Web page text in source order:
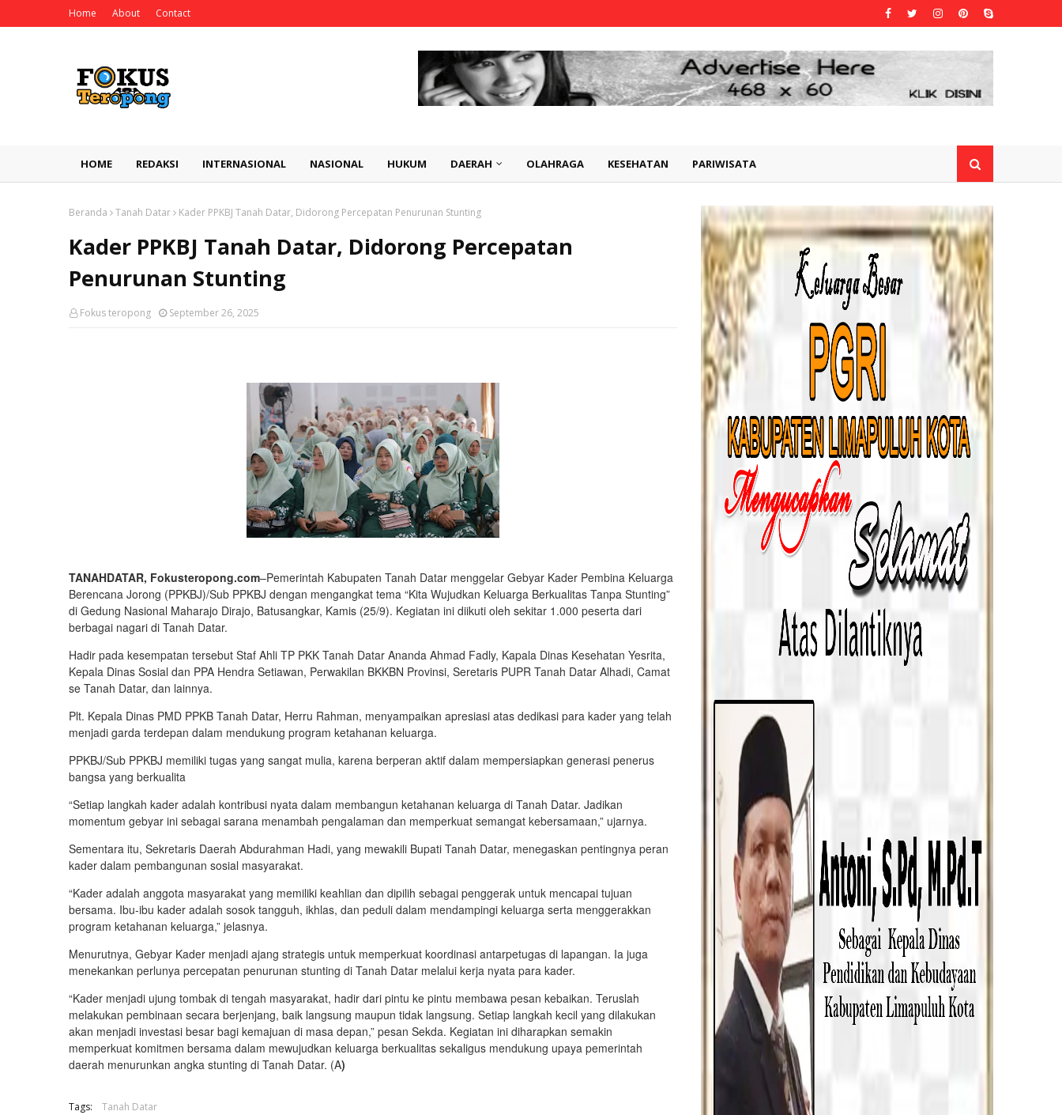
Home About Contact
HOME REDAKSI INTERNASIONAL NASIONAL HUKUM DAERAH OLAHRAGA KESEHATAN PARIWISATA
Beranda Tanah Datar Kader PPKBJ Tanah Datar, Didorong Percepatan Penurunan Stunting
Kader PPKBJ Tanah Datar, Didorong Percepatan
Penurunan Stunting
Fokus teropong September 26, 2025
TANAHDATAR, Fokusteropong.com–Pemerintah Kabupaten Tanah Datar menggelar Gebyar Kader Pembina Keluarga
Berencana Jorong (PPKBJ)/Sub PPKBJ dengan mengangkat tema “Kita Wujudkan Keluarga Berkualitas Tanpa Stunting”
di Gedung Nasional Maharajo Dirajo, Batusangkar, Kamis (25/9). Kegiatan ini diikuti oleh sekitar 1.000 peserta dari
berbagai nagari di Tanah Datar.
Hadir pada kesempatan tersebut Staf Ahli TP PKK Tanah Datar Ananda Ahmad Fadly, Kapala Dinas Kesehatan Yesrita,
Kepala Dinas Sosial dan PPA Hendra Setiawan, Perwakilan BKKBN Provinsi, Sere­taris PUPR Tanah Datar Alhadi, Camat
se Tanah Datar, dan lainnya.
Plt. Kepala Dinas PMD PPKB Tanah Datar, Herru Rahman, menyampaikan apresiasi atas dedikasi para kader yang telah
menjadi garda terdepan dalam mendukung program ketahanan keluarga.
PPKBJ/Sub PPKBJ memiliki tugas yang sangat mulia, karena berperan aktif dalam mempersiapkan generasi penerus
bangsa yang berkualita
“Setiap langkah kader adalah kontribusi nyata dalam membangun ketahanan keluarga di Tanah Datar. Jadikan
momentum gebyar ini sebagai sarana me­nam­bah pengalaman dan memperkuat semangat kebersamaan,” ujarnya.
Sementara itu, Sekretaris Daerah Abdurahman Hadi, yang mewakili Bupati Tanah Datar, menegaskan pentingnya peran
kader dalam pembangunan sosial masyarakat.
“Kader adalah anggota masyarakat yang memiliki keahlian dan dipilih sebagai penggerak untuk mencapai tujuan
bersama. Ibu-ibu kader adalah sosok tangguh, ikhlas, dan peduli dalam mendampingi keluarga serta menggerakkan
program ketahanan keluarga,” jelasnya.
Menurutnya, Gebyar Kader menjadi ajang strategis untuk memperkuat koordinasi antarpetugas di lapangan. Ia juga
menekankan perlunya percepatan penurunan stunting di Tanah Datar melalui kerja nyata para kader.
“Kader menjadi ujung tombak di tengah masya­rakat, hadir dari pintu ke pintu membawa pesan kebaikan. Teruslah
melakukan pembinaan secara berjenjang, baik langsung maupun tidak langsung. Setiap langkah kecil yang dilakukan
akan menjadi investasi besar bagi kemajuan di masa depan,” pesan Sekda. Kegiatan ini diharapkan semakin
memperkuat komitmen bersama dalam mewujudkan keluarga berkualitas sekaligus mendukung upaya pemerintah
daerah menurunkan angka stunting di Tanah Datar. (A)
Tags: Tanah Datar